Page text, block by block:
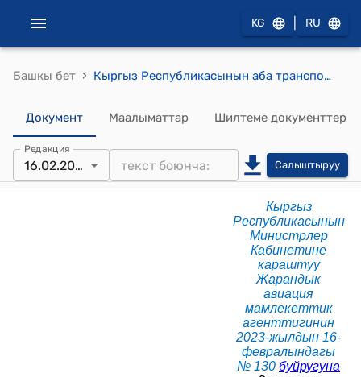
KG RU
Башкы бет › Кыргыз Республикасынын аба транспортунун эксплуатантынын тастыктамасын узартуу жол-жоболору боюнча КОЛДОНМО (КР Министрлер Кабинетине караштуу Жарандык авиация мамлекеттик агенттигинин 2023-жылдын 16-февралындагы № 130 буйругуна 3-тиркеме)
Документ Маалыматтар Шилтеме документтер
Редакция
16.02.2023 Салыштыруу